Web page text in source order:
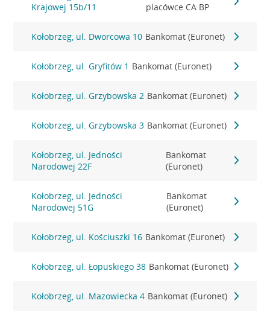
Krajowej 15b/11
placówce CA BP
Kołobrzeg, ul. Dworcowa 10 Bankomat (Euronet)
Kołobrzeg, ul. Gryfitów 1 Bankomat (Euronet)
Kołobrzeg, ul. Grzybowska 2 Bankomat (Euronet)
Kołobrzeg, ul. Grzybowska 3 Bankomat (Euronet)
Kołobrzeg, ul. Jedności
Narodowej 22F
Bankomat
(Euronet)
Kołobrzeg, ul. Jedności
Narodowej 51G
Bankomat
(Euronet)
Kołobrzeg, ul. Kościuszki 16 Bankomat (Euronet)
Kołobrzeg, ul. Łopuskiego 38 Bankomat (Euronet)
Kołobrzeg, ul. Mazowiecka 4 Bankomat (Euronet)